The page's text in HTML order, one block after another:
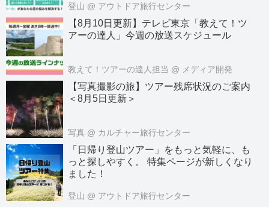
登山 @ アウトドア旅行センター
【8月10日更新】テレビ東京「教えて！ツ
アーの達人」今週の放送スケジュール
教えて！ツアーの達人担当 @ メディア開発
【写真撮影の旅】ツアー残席状況のご案内
＜8月5日更新＞
写真 @ カルチャー旅行センター
「日帰り登山ツアー」をもっと気軽に、も
っと探しやすく。 特集ページが新しくなり
ました！
登山 @ アウトドア旅行センター